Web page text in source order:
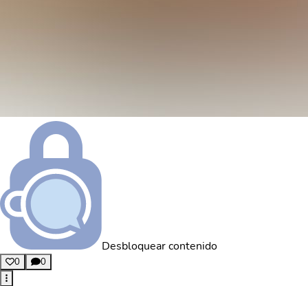
Desbloquear contenido
0 0